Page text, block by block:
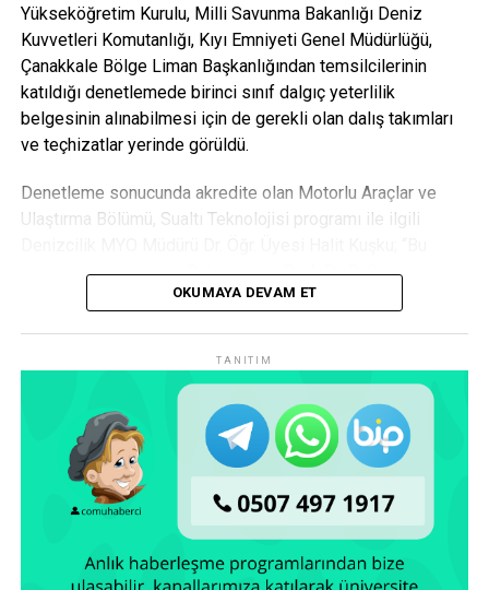
Yükseköğretim Kurulu, Milli Savunma Bakanlığı Deniz
Kuvvetleri Komutanlığı, Kıyı Emniyeti Genel Müdürlüğü,
Çanakkale Bölge Liman Başkanlığından temsilcilerinin
katıldığı denetlemede birinci sınıf dalgıç yeterlilik
belgesinin alınabilmesi için de gerekli olan dalış takımları
ve teçhizatlar yerinde görüldü.
Denetleme sonucunda akredite olan Motorlu Araçlar ve
Ulaştırma Bölümü, Sualtı Teknolojisi programı ile ilgili
süreçte emeği geçen Rektörümüz Prof. Dr. R. Cüneyt
Erenoğlu, kurumsal akreditasyondan sorumlu Rektör
aidiyetimizi güçlendirerek üniversitemizi daha yüksek bir
çıtaya çıkartacağız. Eğitim ve öğretim kalitemiz buna bağlı
olarak artacak. Hedefimiz Denizcilik MYO’yu ülkemizin
alanında en iyi okullarından biri haline getirmek” dedi.
Facebook
Mastodon
EmailShare
OKUMAYA DEVAM ET
TANITIM